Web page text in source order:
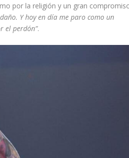
por la religión y un gran
Y hoy en día me paro como un
el perdón”.